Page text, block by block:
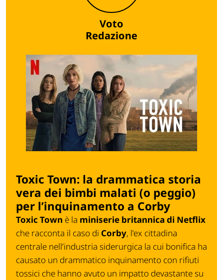
Voto
Redazione
Toxic Town: la drammatica storia
vera dei bimbi malati (o peggio)
per l’inquinamento a Corby
Toxic Town è la miniserie britannica di Netflix
che racconta il caso di Corby, l’ex cittadina
centrale nell’industria siderurgica la cui bonifica ha
causato un drammatico inquinamento con rifiuti
tossici che hanno avuto un impatto devastante su